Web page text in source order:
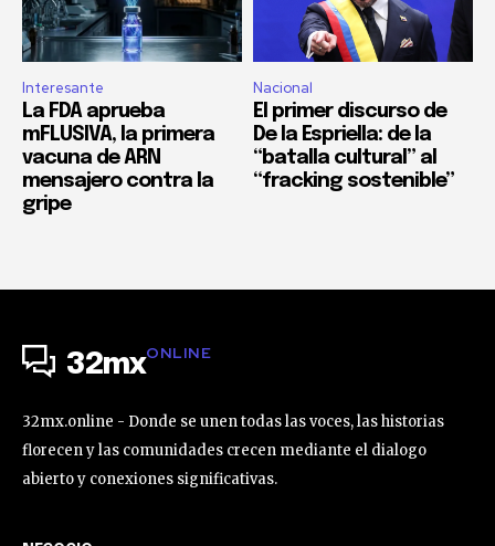
Interesante
La FDA aprueba
mFLUSIVA, la primera
vacuna de ARN
mensajero contra la
gripe
Nacional
El primer discurso de
De la Espriella: de la
“batalla cultural” al
“fracking sostenible”
32mxONLINE
32mx.online - Donde se unen todas las voces, las historias
florecen y las comunidades crecen mediante el dialogo
abierto y conexiones significativas.